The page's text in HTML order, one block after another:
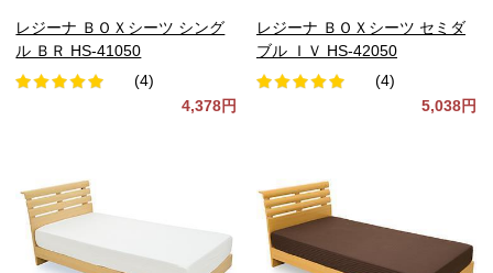
レジーナ ＢＯＸシーツ シング
ル ＢＲ HS-41050
(4)
4,378円
レジーナ ＢＯＸシーツ セミダ
ブル ＩＶ HS-42050
(4)
5,038円